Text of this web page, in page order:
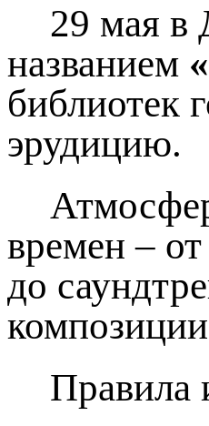
29 мая в
названием
библиотек
эрудицию.
времен –
до
Правила